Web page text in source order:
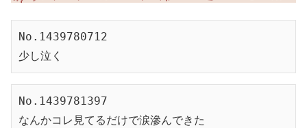
No.1439780712
少し泣く
No.1439781397
なんかコレ見てるだけで涙滲んできた